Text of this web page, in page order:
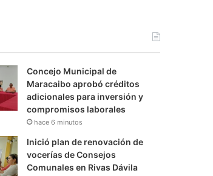
Concejo Municipal de
Maracaibo aprobó créditos
adicionales para inversión y
compromisos laborales
hace 6 minutos
Inició plan de renovación de
vocerías de Consejos
Comunales en Rivas Dávila